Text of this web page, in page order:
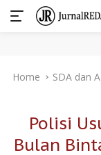
Home SDA dan
Polisi
Bulan